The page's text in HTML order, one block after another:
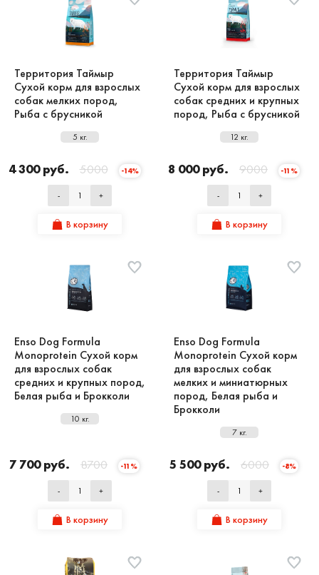
Территория Таймыр
Сухой корм для взрослых
собак мелких пород,
Рыба с брусникой
5 кг.
4 300 руб. 5000 -14%
- +
В корзину
Территория Таймыр
Сухой корм для взрослых
собак средних и крупных
пород, Рыба с брусникой
12 кг.
8 000 руб. 9000 -11%
- +
В корзину
Enso Dog Formula
Monoprotein Сухой корм
для взрослых собак
средних и крупных пород,
Белая рыба и Брокколи
10 кг.
7 700 руб. 8700 -11%
- +
В корзину
Enso Dog Formula
Monoprotein Сухой корм
для взрослых собак
мелких и миниатюрных
пород, Белая рыба и
Брокколи
7 кг.
5 500 руб. 6000 -8%
- +
В корзину